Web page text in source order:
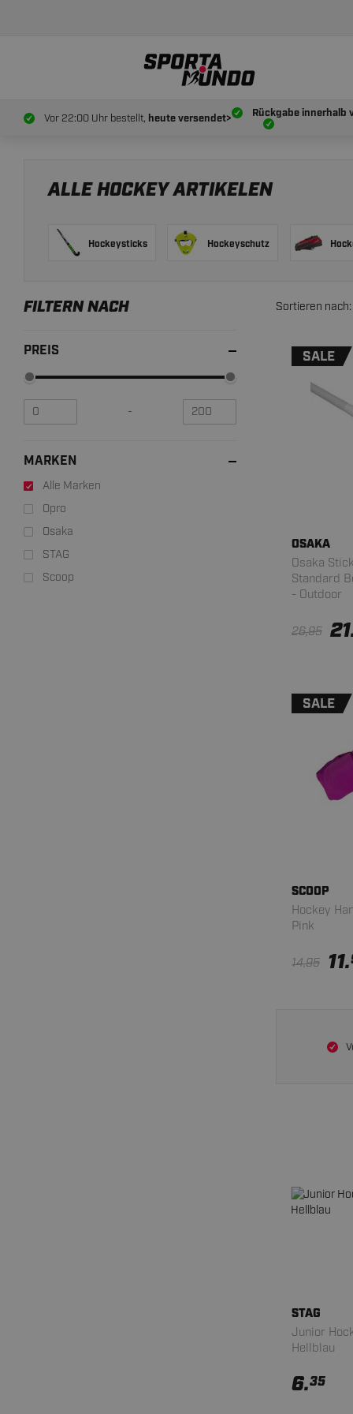
Vor 22:00 Uhr bestellt, heute versendet> Rückgabe innerhalb
ALLE HOCKEY ARTIKELEN
Hockeysticks Hockeyschutz
FILTERN NACH
PREIS
-
MARKEN
Alle Marken
Opro
Osaka
STAG
Scoop
Sortieren nach:
SALE
OSAKA
Osaka
Standard
- Outdoor
26,95
SALE
SCOOP
Hockey
Pink
14,95 11.
STAG
Junior
Hellblau
6.35